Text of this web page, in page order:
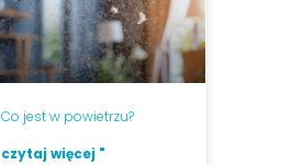
Co jest w powietrzu?
czytaj więcej "